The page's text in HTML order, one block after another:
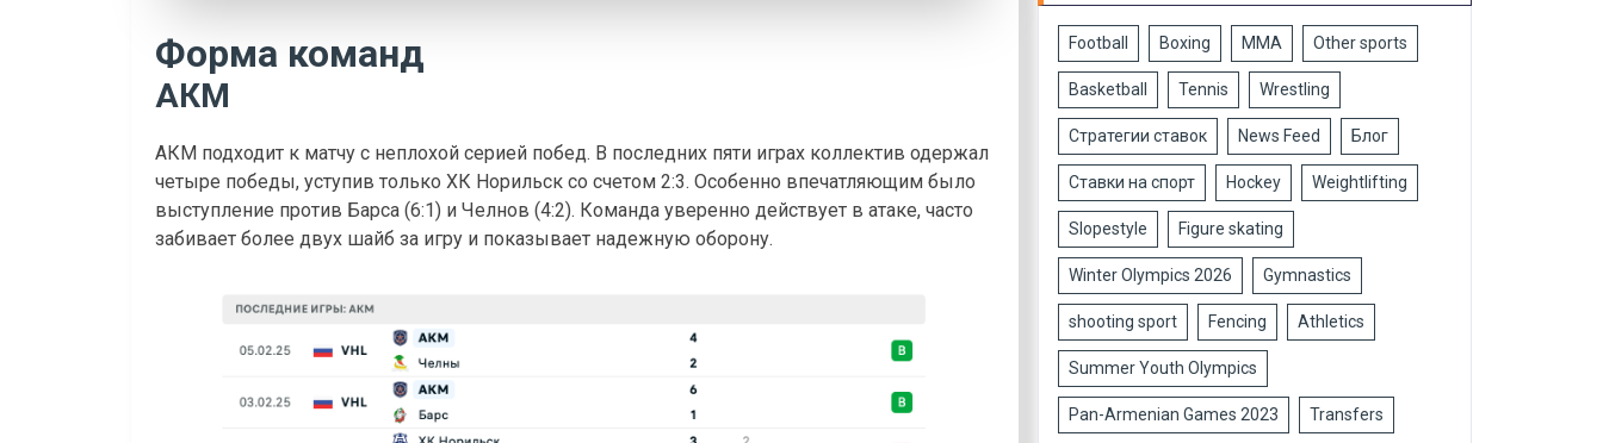
Форма команд
АКМ
АКМ подходит к матчу с неплохой серией побед. В последних пяти играх коллектив одержал
четыре победы, уступив только ХК Норильск со счетом 2:3. Особенно впечатляющим было
выступление против Барса (6:1) и Челнов (4:2). Команда уверенно действует в атаке, часто
забивает более двух шайб за игру и показывает надежную оборону.
Football Boxing MMA Other sports
Basketball Tennis Wrestling
Стратегии ставок News Feed Блог
Ставки на спорт Hockey Weightlifting
Slopestyle Figure skating
Winter Olympics 2026 Gymnastics
shooting sport Fencing Athletics
Summer Youth Olympics
Pan-Armenian Games 2023 Transfers